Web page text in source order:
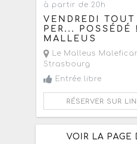
à partir de 20h
VENDREDI TOUT
PER... POSSÉDÉ
MALLEUS
Le Malleus
Strasbourg
Entrée libre
RÉSERVER SUR
VOIR LA PAGE